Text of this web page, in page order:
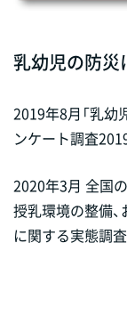
乳幼児の防災
2019年8月「乳幼
ンケート調査2019
2020年3月 全国
授乳環境の整備
に関する実態調査